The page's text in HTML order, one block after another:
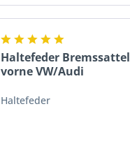
Haltefeder Bremssattel
vorne VW/Audi
Haltefeder